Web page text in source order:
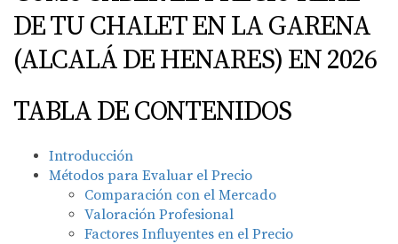
DE TU CHALET EN LA GARENA
(ALCALÁ DE HENARES) EN 2026
TABLA DE CONTENIDOS
Introducción
Métodos para Evaluar el Precio
Comparación con el Mercado
Valoración Profesional
Factores Influyentes en el Precio